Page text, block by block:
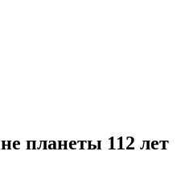
планеты 112 лет